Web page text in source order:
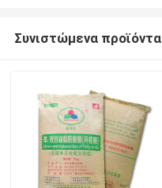
Συνιστώμενα προϊόντα